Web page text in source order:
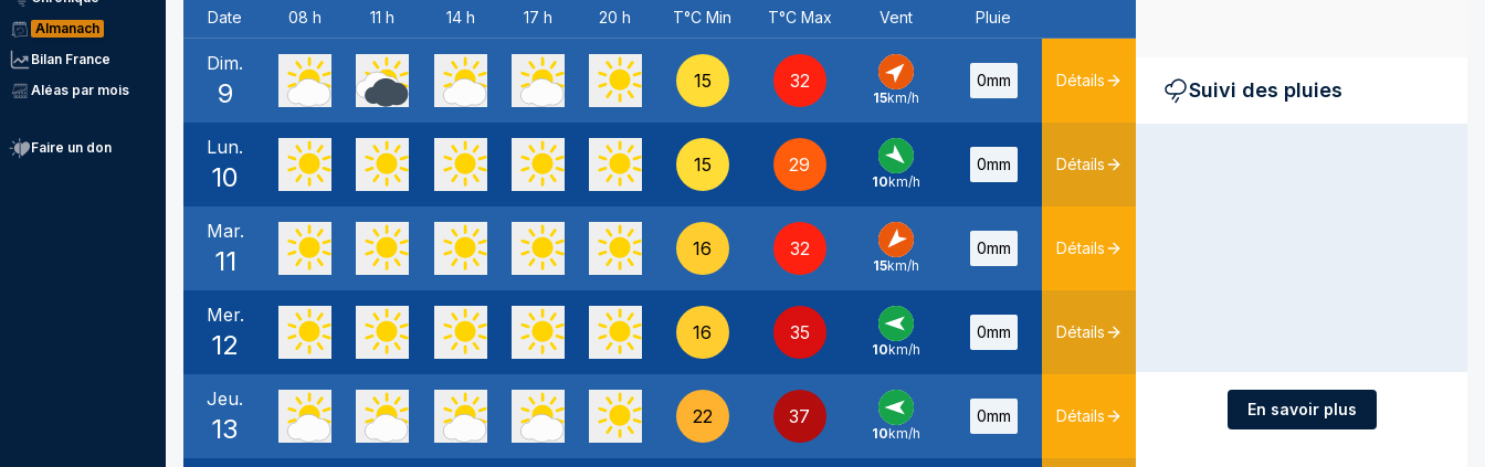
Almanach
Bilan France
Aléas par mois
Faire un don
Date 08 h 11 h 14 h 17 h 20 h T°C Min T°C Max Vent Pluie
Dim.
9 15 32
SO -
15km/h
0mm Détails
Lun.
10 15 29
NO -
10km/h
0mm Détails
Mar.
11 16 32
NE -
15km/h
0mm Détails
Mer.
12 16 35
E -
10km/h
0mm Détails
Jeu.
13 22 37
E -
10km/h
0mm Détails
Suivi des pluies
En savoir plus